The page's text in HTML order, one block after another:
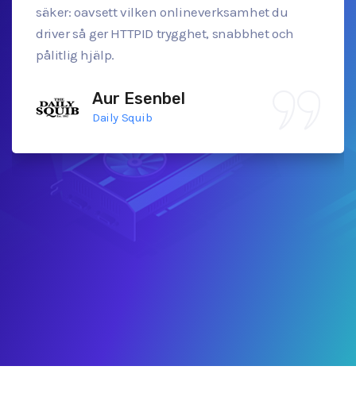
säker: oavsett vilken onlineverksamhet du
driver så ger HTTPID trygghet, snabbhet och
pålitlig hjälp.
Aur Esenbel
Daily Squib